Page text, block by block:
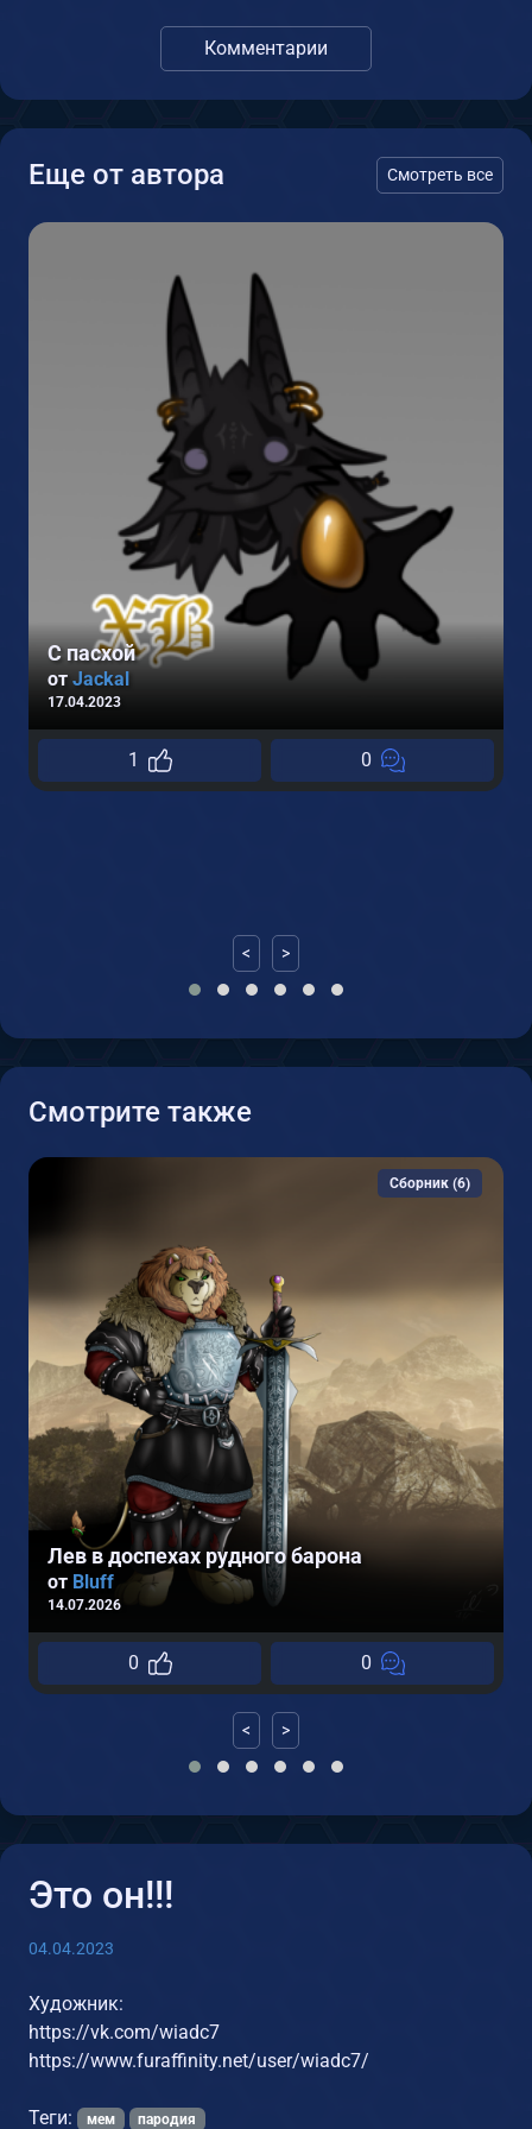
Комментарии
Еще от автора Смотреть все
С пасхой
от Jackal
17.04.2023
1 0
< >
Смотрите также
Лев в доспехах рудного барона
от Bluff
14.07.2026
Сборник (6)
0 0
< >
Это он!!!
04.04.2023
Художник:
https://vk.com/wiadc7
https://www.furaffinity.net/user/wiadc7/
Теги: мем пародия